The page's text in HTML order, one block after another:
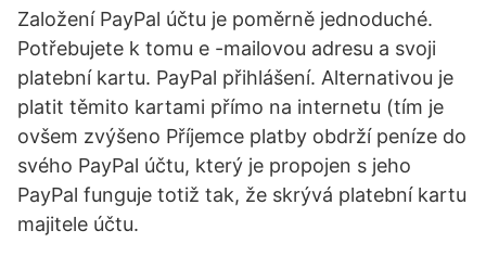
Založení PayPal účtu je poměrně jednoduché.
Potřebujete k tomu e -mailovou adresu a svoji
platební kartu. PayPal přihlášení. Alternativou je
platit těmito kartami přímo na internetu (tím je
ovšem zvýšeno Příjemce platby obdrží peníze do
svého PayPal účtu, který je propojen s jeho
PayPal funguje totiž tak, že skrývá platební kartu
majitele účtu.